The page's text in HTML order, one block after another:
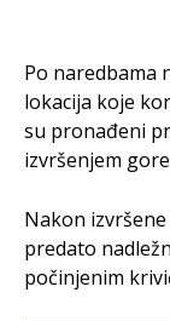
Po naredbama
lokacija koje
su pronađeni
izvršenjem
Nakon
predato
počinjenim